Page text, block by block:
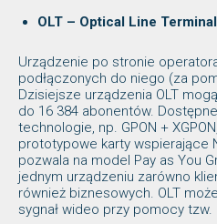
OLT – Optical Line
Urządzenie po stronie
podłączonych do niego (za
Dzisiejsze urządzenia OLT
do 16 384 abonentów.
technologie, np. GPON +
prototypowe karty wspierające
pozwala na model Pay as You
jednym urządzeniu zarówno
również biznesowych. OLT
sygnał wideo przy pomocy tzw.